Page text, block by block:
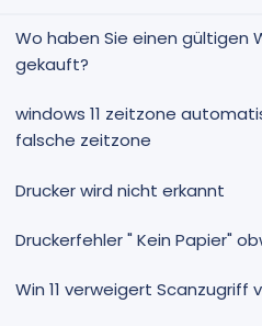
Wo haben Sie einen gültigen
gekauft?
windows 11 zeitzone
falsche zeitzone
Drucker wird nicht erkannt
Druckerfehler " Kein Papier"
Win 11 verweigert Scanzugriff